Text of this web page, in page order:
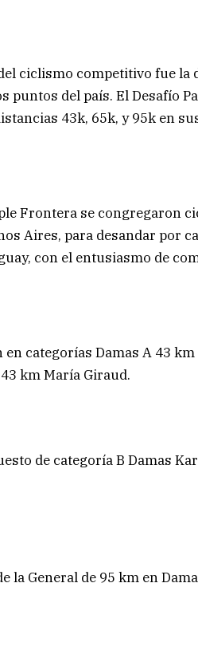
ciclismo competitivo fue la
puntos del país. El Desafío
43k, 65k, y 95k en
Frontera se congregaron
Aires, para desandar por
con el entusiasmo de
categorías Damas A 43
km María Giraud.
de categoría B Damas
la General de 95 km en